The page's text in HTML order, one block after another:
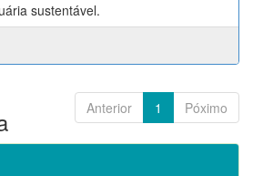
sustentável.
Anterior 1 Póximo